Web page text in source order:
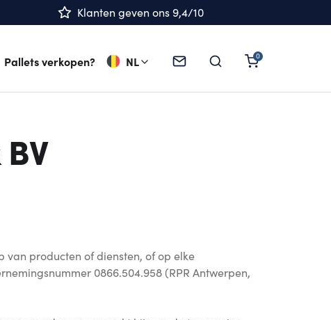
Klanten geven ons 9,4/10
Pallets verkopen? NL
van producten of diensten, of op elke
0866.504.958 (RPR Antwerpen,